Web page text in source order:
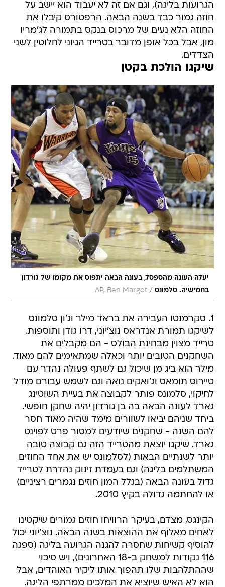
הגרועות בליגה), וגם אם זה לא יעבוד הוא יישב על
חוזה גמור כבד בשנה הבאה. הרפטורס קיבלו את
החוזה הלא נעים של מרכוס בנקס בתמורה לג'מריו
מון, אבל בכל אופן מדובר בטרייד הגיוני לחלוטין לשני
הצדדים.
שיקגו הולכת בקטן
יעלה העונה מהספסל, בעונה הבאה יתפוס את מקומו של גורדון
בחמישיה. סלמונס /
AP, Ben Margot
1. סקרמנטו העבירה את בראד מילר וג'ון סלמונס
לשיקגו תמורת אנדראס נוצ'יוני, דרו גודן ותוספות.
טרייד מצוין מבחינת הבולס - הם מקבלים את
השחקנים הטובים יותר וכאלה שמתאימים להם מאוד.
מילר הוא ביג מן שיכול גם לשתף פעולה נהדר עם
טיירוס תומאס וג'ואקים נואה וגם לשמש עבורם מודל
לחיקוי, סלמונס פותר לקבוצה את בעיית השוטינג
גארד לעונה הבאה בה בן גורדון יהיה שחקן חופשי.
ביחד שניהם יביאו לשוורים מימד שהיה מאוד חסר
להם השנה - שחקנים שיודעים למסור פרט לפוינט
גארד. שיקגו יוצאת מהטרייד הזה גם קבוצה טובה
יותר לשנתיים הבאות (לסלמונס יש את אחד החוזים
המשתלמים בליגה) וגם בעמדת זינוק נהדרת לטרייד
גדול בעונה הבאה (בגלל המון חוזים נגמרים רציניים)
או להחתמה גדולה בקיץ 2010.
הקינגס, מצדם, בעיקר הרוויחו חוזים גמורים שיקטינו
לאחים מאלוף את ההוצאות בשנה הבאה. נוצ'יוני יכול
להוסיף קשיחות שחסרה להגנה הגרועה בליגה (ספגה
116 נקודות למשחק ב-18 האחרונים), ויש סיכוי
שההתלהבות שלו תהפוך אותו ליקיר האוהדים, אבל
הוא לא האיש שיוציא את המלכים ממרתפי הליגה.